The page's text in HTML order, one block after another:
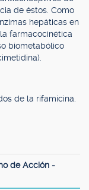
de éstos. Como
hepáticas en
farmacocinética
biometabólico
de la rifamicina.
de Acción -